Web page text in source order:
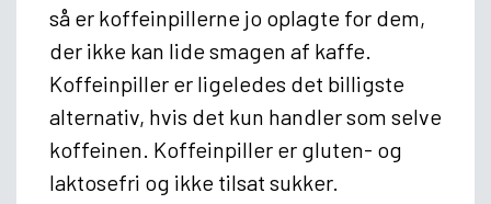
så er koffeinpillerne jo oplagte for dem,
der ikke kan lide smagen af kaffe.
Koffeinpiller er ligeledes det billigste
alternativ, hvis det kun handler som selve
koffeinen. Koffeinpiller er gluten- og
laktosefri og ikke tilsat sukker.